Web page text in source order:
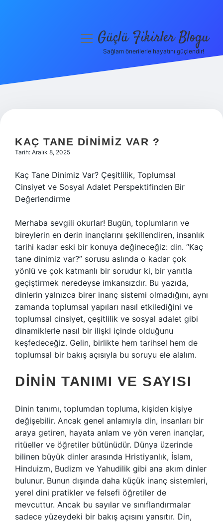
Hakkımızda
menüyüGüçlü Fikirler Blogu
Sağlam önerilerle hayatını güçlendir!
KAÇ TANE DINIMIZ VAR ?
Tarih: Aralık 8, 2025
Kaç Tane Dinimiz Var? Çeşitlilik, Toplumsal
Cinsiyet ve Sosyal Adalet Perspektifinden Bir
Değerlendirme
Merhaba sevgili okurlar! Bugün, toplumların ve
bireylerin en derin inançlarını şekillendiren, insanlık
tarihi kadar eski bir konuya değineceğiz: din. “Kaç
tane dinimiz var?” sorusu aslında o kadar çok
yönlü ve çok katmanlı bir sorudur ki, bir yanıtla
geçiştirmek neredeyse imkansızdır. Bu yazıda,
dinlerin yalnızca birer inanç sistemi olmadığını, aynı
zamanda toplumsal yapıları nasıl etkilediğini ve
toplumsal cinsiyet, çeşitlilik ve sosyal adalet gibi
dinamiklerle nasıl bir ilişki içinde olduğunu
keşfedeceğiz. Gelin, birlikte hem tarihsel hem de
toplumsal bir bakış açısıyla bu soruyu ele alalım.
DININ TANIMI VE SAYISI
Dinin tanımı, toplumdan topluma, kişiden kişiye
değişebilir. Ancak genel anlamıyla din, insanları bir
araya getiren, hayata anlam ve yön veren inançlar,
ritüeller ve öğretiler bütünüdür. Dünya üzerinde
bilinen büyük dinler arasında Hristiyanlık, İslam,
Hinduizm, Budizm ve Yahudilik gibi ana akım dinler
bulunur. Bunun dışında daha küçük inanç sistemleri,
yerel dini pratikler ve felsefi öğretiler de
mevcuttur. Ancak bu sayılar ve sınıflandırmalar
sadece yüzeydeki bir bakış açısını yansıtır. Din,